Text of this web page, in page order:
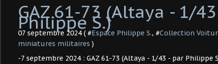
GAZ 61-73 (Altaya - 1/
Philippe S.) ​
07 septembre 2024 ( #Espace Philippe S., #Collection
miniatures militaires )
-7 septembre 2024 : GAZ 61-73 (Altaya - 1/43 - par Philippe